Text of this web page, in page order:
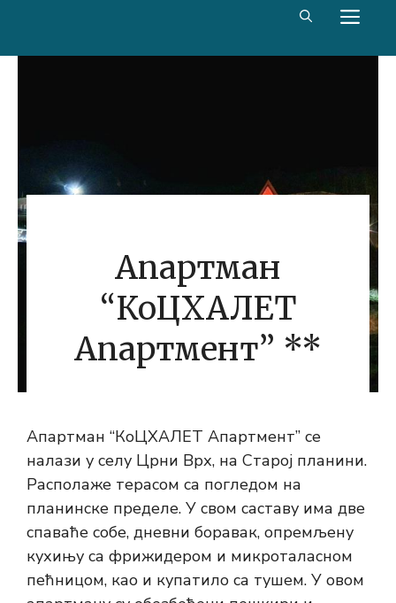
цонтент
Апартман
“КоЦХАЛЕТ
Апартмент” **
Апартман “КоЦХАЛЕТ Апартмент” се
налази у селу Црни Врх, на Старој планини.
Располаже терасом са погледом на
планинске пределе. У свом саставу има две
спаваће собе, дневни боравак, опремљену
кухињу са фрижидером и микроталасном
пећницом, као и купатило са тушем. У овом